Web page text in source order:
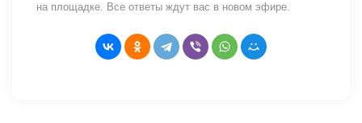
на площадке. Все ответы ждут вас в новом эфире.